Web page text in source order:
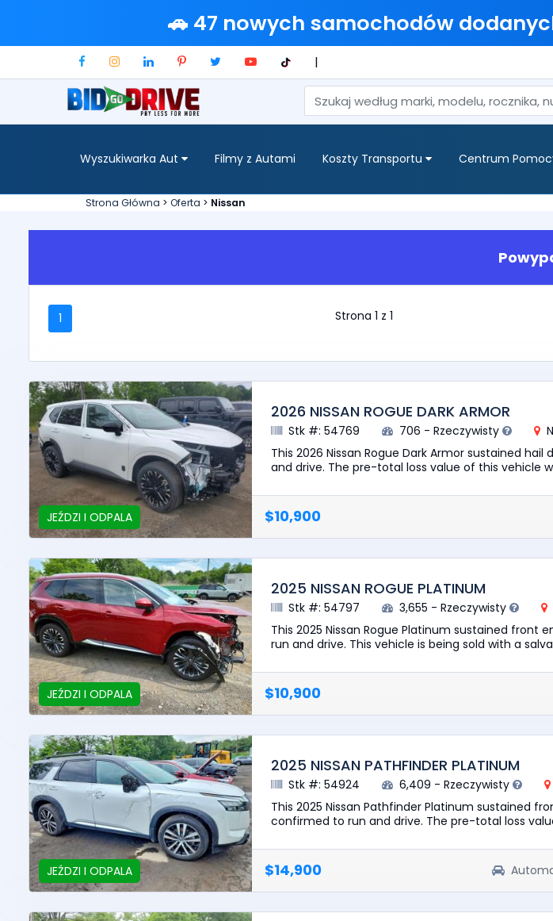
🚗 47 nowych samochodów
|
Wyszukiwarka Aut Filmy z Autami Koszty Transportu Centrum
Strona Główna > Oferta > Nissan
1 Strona 1 z 1
JEŹDZI I ODPALA
2026 NISSAN ROGUE DARK ARMOR
Stk #: 54769 706 - Rzeczywisty
This 2026 Nissan Rogue Dark Armor sustained
and drive. The pre-total loss value of this vehicle
$10,900
JEŹDZI I ODPALA
2025 NISSAN ROGUE PLATINUM
Stk #: 54797 3,655 - Rzeczywisty
This 2025 Nissan Rogue Platinum sustained front
run and drive. This vehicle is being sold with a
$10,900
JEŹDZI I ODPALA
2025 NISSAN PATHFINDER PLATINUM
Stk #: 54924 6,409 - Rzeczywisty
This 2025 Nissan Pathfinder Platinum sustained
confirmed to run and drive. The pre-total loss
$14,900